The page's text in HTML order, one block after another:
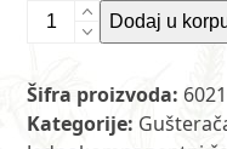
Čaj
dela
vodopije
Dodaj u
Šifra proizvoda:
Kategorije: